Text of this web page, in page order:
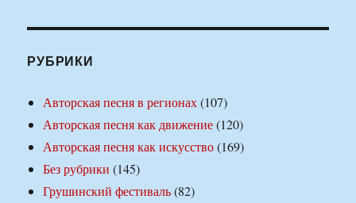
РУБРИКИ
Авторская песня в регионах(107)
Авторская песня как движение(120)
Авторская песня как искусство(169)
Без рубрики (145)
Грушинский фестиваль(82)